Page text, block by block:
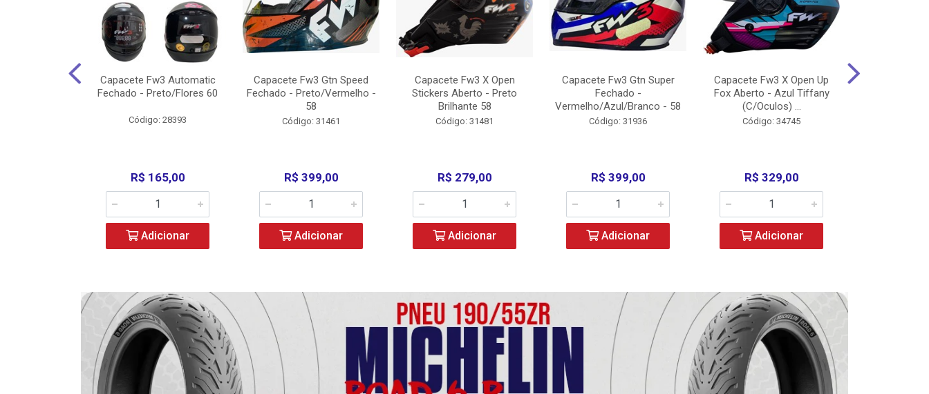
Capacete Fw3 Automatic
Fechado - Preto/Flores 60
Código: 28393
R$ 165,00
Adicionar
Capacete Fw3 Gtn Speed
Fechado - Preto/Vermelho -
58
Código: 31461
R$ 399,00
Adicionar
Capacete Fw3 X Open
Stickers Aberto - Preto
Brilhante 58
Código: 31481
R$ 279,00
Adicionar
Capacete Fw3 Gtn Super
Fechado -
Vermelho/Azul/Branco - 58
Código: 31936
R$ 399,00
Adicionar
Capacete Fw3 X Open Up
Fox Aberto - Azul Tiffany
(C/Oculos) ...
Código: 34745
R$ 329,00
Adicionar